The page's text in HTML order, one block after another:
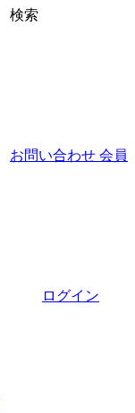
検索
お問い合わせ 会員
ログイン